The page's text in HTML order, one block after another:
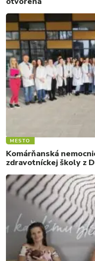
MESTO
Komárňanská
zdravotníckej školy z